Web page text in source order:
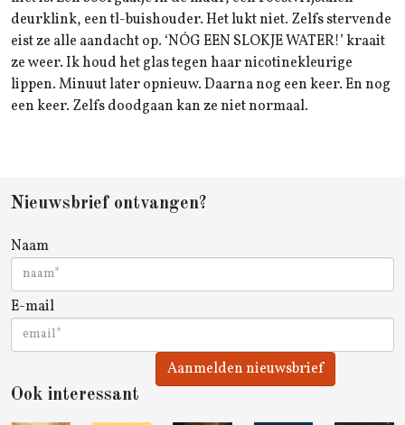
deurklink, een tl-buishouder. Het lukt niet. Zelfs stervende
eist ze alle aandacht op. ‘NÓG EEN SLOKJE WATER!’ kraait
ze weer. Ik houd het glas tegen haar nicotinekleurige
lippen. Minuut later opnieuw. Daarna nog een keer. En nog
een keer. Zelfs doodgaan kan ze niet normaal.
Nieuwsbrief ontvangen?
Naam
E-mail
Aanmelden nieuwsbrief
Ook interessant